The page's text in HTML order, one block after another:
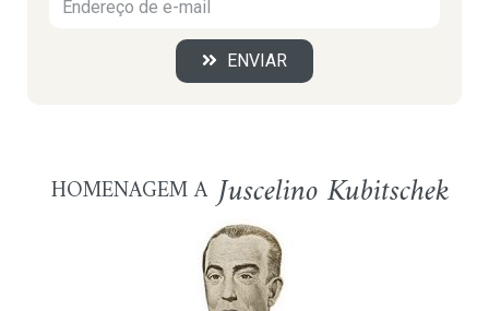
ENVIAR
HOMENAGEM A Juscelino Kubitschek